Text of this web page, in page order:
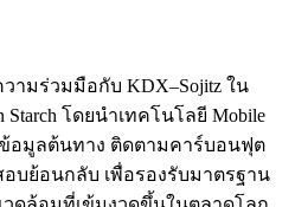
ามร่วมมือกับ KDX–Sojitz ใน
โดยนำเทคโนโลยี Mobile
ข้อมูลต้นทาง ติดตามคาร์บอนฟุต
บย้อนกลับ เพื่อรองรับมาตรฐาน